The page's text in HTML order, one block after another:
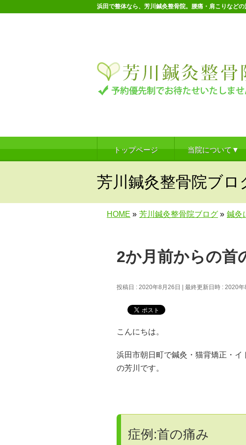
浜田で整体なら、芳川鍼灸整骨院。腰痛・肩こりなどの
トップページ 当院について▼
芳川鍼灸整骨院ブロ
HOME » 芳川鍼灸整骨院ブログ » 鍼灸
2か月前からの首
投稿日 : 2020年8月26日 最終更新日時 : 2020年
こんにちは。
浜田市朝日町で鍼灸・猫背矯正・
の芳川です。
症例:首の痛み